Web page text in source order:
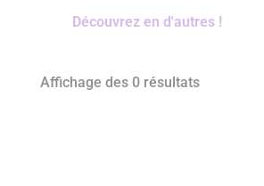
Découvrez en d'autres !
Affichage des 0 résultats